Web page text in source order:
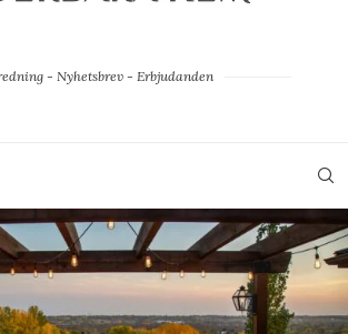
- Nyhetsbrev - Erbjudanden